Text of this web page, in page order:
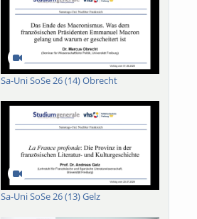
Sa-Uni SoSe 26 (14) Obrecht
Sa-Uni SoSe 26 (13) Gelz